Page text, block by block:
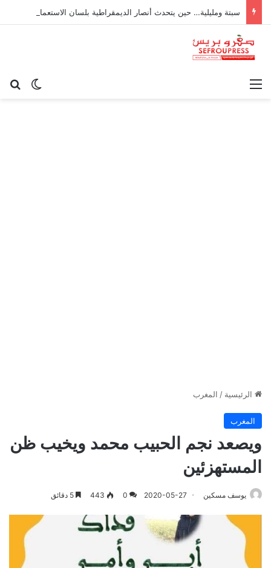
سبتة ومليلية… حين يتحدث أنصار الديمقراطية بلسان الاستعمار
الوضع القائمة
الرئيسية / المغرب
المغرب
ويصعد نجم الحبيب محمد ويخيب ظن
المستهزئين
يوسف مسكين 2020-05-27
0
443